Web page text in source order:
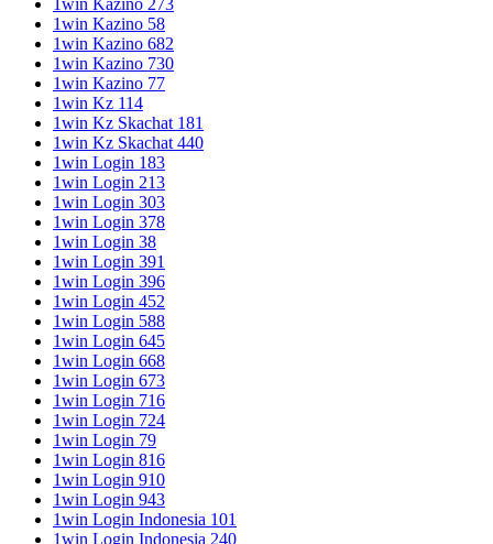
1win Kazino 273
1win Kazino 58
1win Kazino 682
1win Kazino 730
1win Kazino 77
1win Kz 114
1win Kz Skachat 181
1win Kz Skachat 440
1win Login 183
1win Login 213
1win Login 303
1win Login 378
1win Login 38
1win Login 391
1win Login 396
1win Login 452
1win Login 588
1win Login 645
1win Login 668
1win Login 673
1win Login 716
1win Login 724
1win Login 79
1win Login 816
1win Login 910
1win Login 943
1win Login Indonesia 101
1win Login Indonesia 240